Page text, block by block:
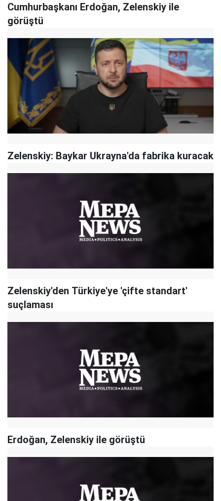
Cumhurbaşkanı Erdoğan, Zelenskiy ile
görüştü
Zelenskiy: Baykar Ukrayna'da fabrika kuracak
Zelenskiy'den Türkiye'ye 'çifte standart'
suçlaması
Erdoğan, Zelenskiy ile görüştü